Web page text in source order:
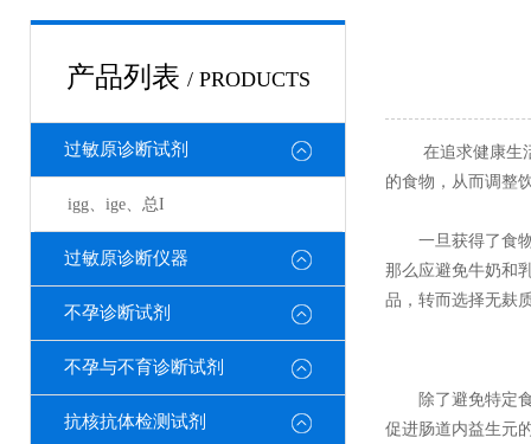
产品列表 / PRODUCTS
过敏原诊断试剂
igg、ige、总I
过敏原诊断仪器
不孕诊断试剂
不孕与不育诊断试剂
抗核抗体检测试剂
在追求健康生活
的食物，从而调整
一旦获得了食物
那么应避免牛奶和
品，转而选择无麸
除了避免特定食
促进肠道内益生元